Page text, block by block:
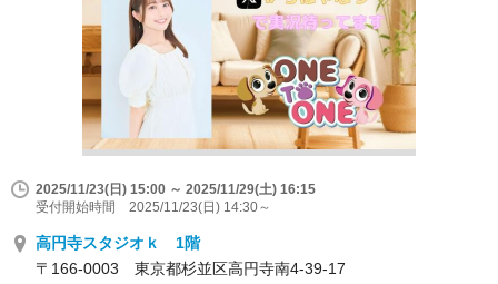
2025/11/23(日) 15:00 ～ 2025/11/29(土) 16:15
受付開始時間 2025/11/23(日) 14:30～
高円寺スタジオｋ 1階
〒166-0003 東京都杉並区高円寺南4‐39‐17